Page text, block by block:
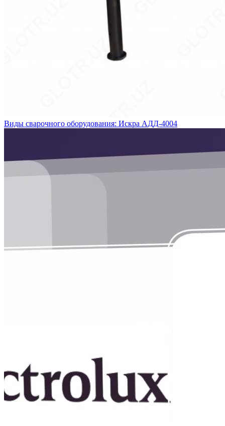
Виды сварочного оборудования: Искра АДД-4004